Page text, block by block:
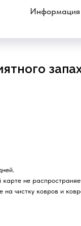
Информация
не
чистку ковров и